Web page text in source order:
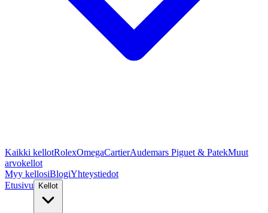
Kaikki kellotRolexOmegaCartierAudemars Piguet & PatekMuut
arvokellot
Myy kellosiBlogiYhteystiedot
Etusivu
Kellot